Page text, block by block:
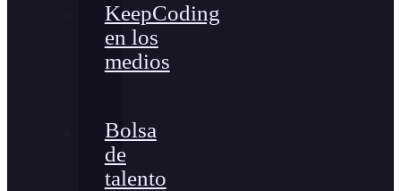
KeepCoding
en los
medios
Bolsa
de
talento